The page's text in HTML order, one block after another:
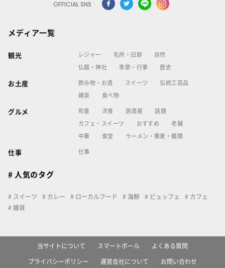
OFFICIAL SNS
メディア一覧
観光 レジャー 名所・旧跡 自然
仏閣・神社 季節・行事 歴史
お土産 飲み物・お酒 スイーツ 伝統工芸品
雑貨 食べ物
グルメ 和食 洋食 居酒屋 話題
カフェ・スイーツ おすすめ 老舗
中華 食堂 ラーメン・蕎麦・麺類
仕事 仕事
# 人気のタグ
スイーツ カレー ローカルフード 海鮮 ビュッフェ
カフェ
雑貨
当サイトについて スマートポール よくある質問
プライバシーポリシー 運営会社について お問い合わせ